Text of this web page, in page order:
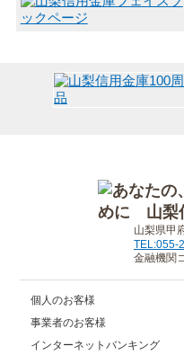
山梨県甲
TEL:055-
金融機関
個人のお客様
事業者のお客様
インターネットバンキング